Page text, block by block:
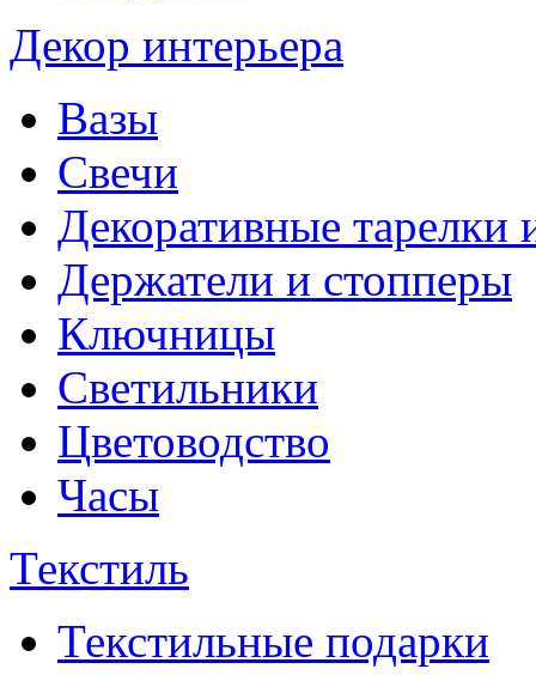
Декор интерьера
Вазы
Свечи
Декоративные тарелки
Держатели и стопперы
Ключницы
Светильники
Цветоводство
Часы
Текстиль
Текстильные подарки